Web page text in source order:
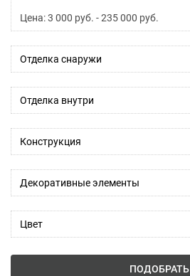
Цена:3 000 руб. -235 000 руб.
Отделка снаружи
Отделка внутри
Конструкция
Декоративные элементы
Цвет
ПОДОБРАТЬ